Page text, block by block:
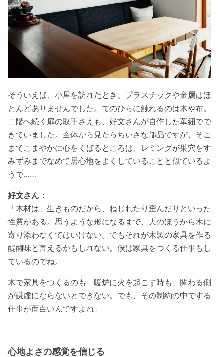
そういえば、小屋を訪れたとき、プラスチックや金属はほ
とんどありませんでした。てのひらに触れるのは木や布。
二階へ続く扉の取手さえも、好文さんが自作した革紐でで
きていました。全体から見たらちいさな部品ですが、そこ
までこまやかに心をくばるところは、レミングが巣穴をす
みずみまでなめて居心地をよくしていることと似ているよ
うで……
好文さん：
「木材は、生きものだから、ねじれたり歪んだりといった
性質がある。思うような形になるまで、人のほうから木に
寄り添わなくてはいけない。でもそれが木製の家具を作る
醍醐味と言えるかもしれない。僕は家具をつくる仕事もし
ているのでね。
木で家具をつくるのも、暖炉に火を起こす時も、関わる側
が謙虚にならないとできない。でも、その制約の中でする
仕事が面白いんですよね」
心地よさの感覚を信じる